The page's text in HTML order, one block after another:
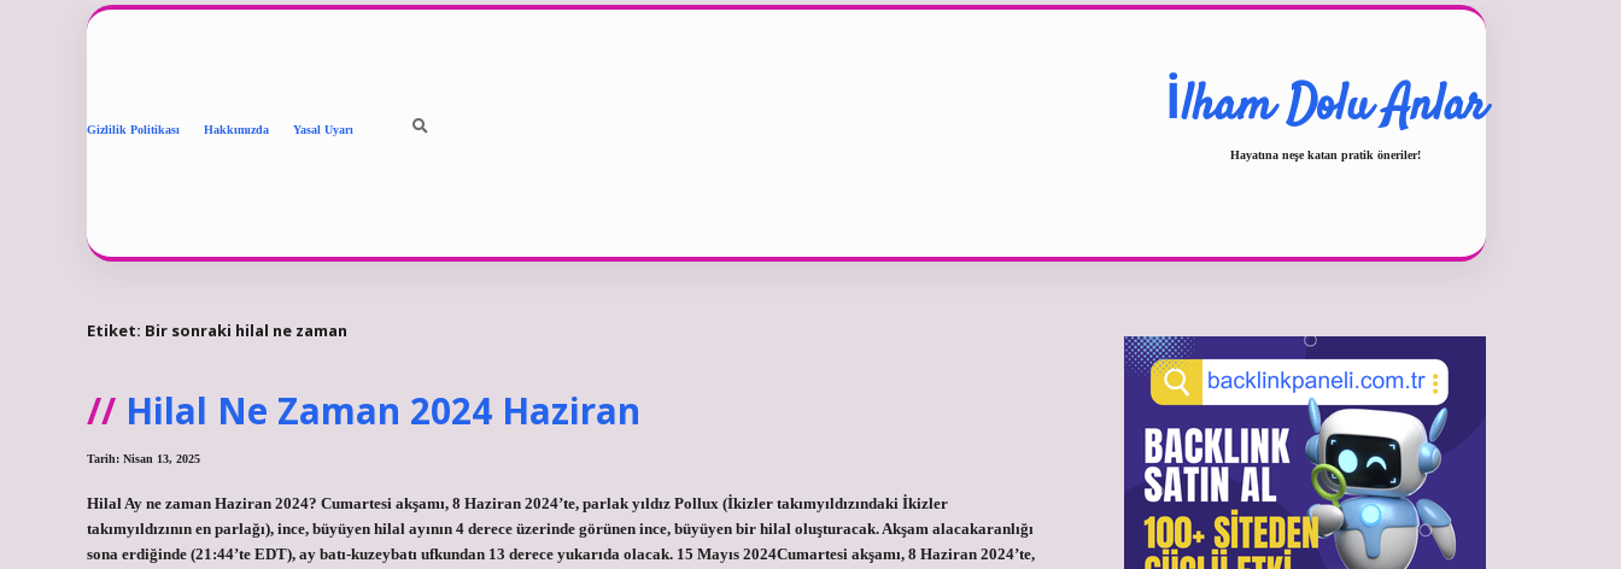
Gizlilik Politikası Hakkımızda Yasal Uyarı İlham Dolu Anlar
Hayatına neşe katan pratik öneriler!
Etiket: Bir sonraki hilal ne zaman
Hilal Ne Zaman 2024 Haziran
Tarih: Nisan 13, 2025
Hilal Ay ne zaman Haziran 2024? Cumartesi akşamı, 8 Haziran 2024’te, parlak yıldız Pollux (İkizler takımyıldızındaki İkizler
takımyıldızının en parlağı), ince, büyüyen hilal ayının 4 derece üzerinde görünen ince, büyüyen bir hilal oluşturacak. Akşam alacakaranlığı
sona erdiğinde (21:44’te EDT), ay batı-kuzeybatı ufkundan 13 derece yukarıda olacak. 15 Mayıs 2024Cumartesi akşamı, 8 Haziran 2024’te,